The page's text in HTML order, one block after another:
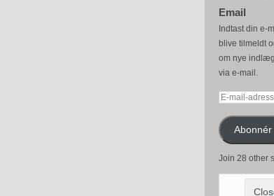
Email
Indtast din e-
blive tilmeldt
om nye
via e-mail.
E-
adresseAbonnér
Join 28 other